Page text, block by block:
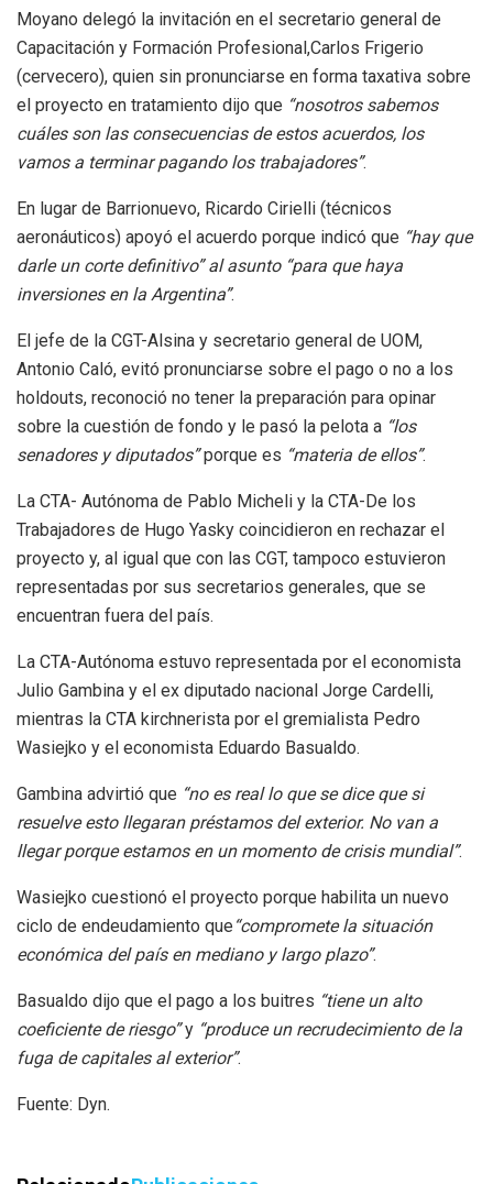
Moyano delegó la invitación en el secretario general de
Capacitación y Formación Profesional,Carlos Frigerio
(cervecero), quien sin pronunciarse en forma taxativa sobre
el proyecto en tratamiento dijo que “nosotros sabemos
cuáles son las consecuencias de estos acuerdos, los
vamos a terminar pagando los trabajadores”.
En lugar de Barrionuevo, Ricardo Cirielli (técnicos
aeronáuticos) apoyó el acuerdo porque indicó que “hay que
darle un corte definitivo” al asunto “para que haya
inversiones en la Argentina”.
El jefe de la CGT-Alsina y secretario general de UOM,
Antonio Caló, evitó pronunciarse sobre el pago o no a los
holdouts, reconoció no tener la preparación para opinar
sobre la cuestión de fondo y le pasó la pelota a “los
senadores y diputados”porque es “materia de ellos”.
La CTA- Autónoma de Pablo Micheli y la CTA-De los
Trabajadores de Hugo Yasky coincidieron en rechazar el
proyecto y, al igual que con las CGT, tampoco estuvieron
representadas por sus secretarios generales, que se
encuentran fuera del país.
La CTA-Autónoma estuvo representada por el economista
Julio Gambina y el ex diputado nacional Jorge Cardelli,
mientras la CTA kirchnerista por el gremialista Pedro
Wasiejko y el economista Eduardo Basualdo.
Gambina advirtió que “no es real lo que se dice que si
resuelve esto llegaran préstamos del exterior. No van a
llegar porque estamos en un momento de crisis mundial”.
Wasiejko cuestionó el proyecto porque habilita un nuevo
ciclo de endeudamiento que “compromete la situación
económica del país en mediano y largo plazo”.
Basualdo dijo que el pago a los buitres “tiene un alto
coeficiente de riesgo”y “produce un recrudecimiento de la
fuga de capitales al exterior”.
Fuente: Dyn.